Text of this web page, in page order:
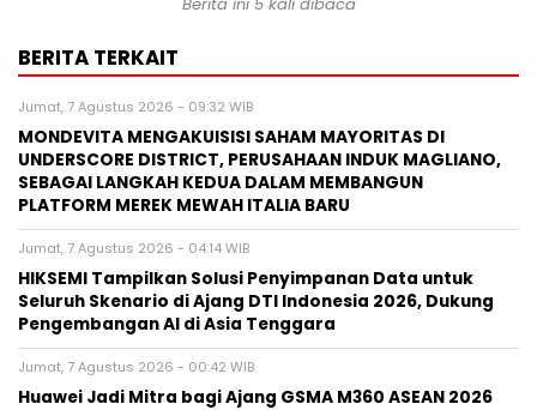
BERITA TERKAIT
Jumat, 7 Agustus 2026 - 09:32 WIB
MONDEVITA MENGAKUISISI SAHAM MAYORITAS DI
UNDERSCORE DISTRICT, PERUSAHAAN INDUK MAGLIANO,
SEBAGAI LANGKAH KEDUA DALAM MEMBANGUN
PLATFORM MEREK MEWAH ITALIA BARU
Jumat, 7 Agustus 2026 - 04:14 WIB
HIKSEMI Tampilkan Solusi Penyimpanan Data untuk
Seluruh Skenario di Ajang DTI Indonesia 2026, Dukung
Pengembangan AI di Asia Tenggara
Jumat, 7 Agustus 2026 - 00:42 WIB
Huawei Jadi Mitra bagi Ajang GSMA M360 ASEAN 2026